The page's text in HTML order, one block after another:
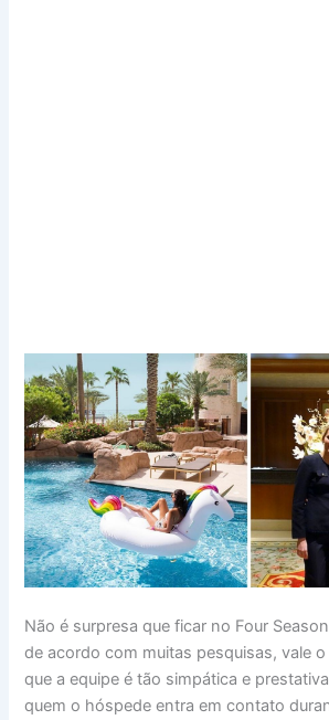
Não é surpresa que ficar no Four
de acordo com muitas pesquisas, vale
que a equipe é tão simpática e
quem o hóspede entra em contato